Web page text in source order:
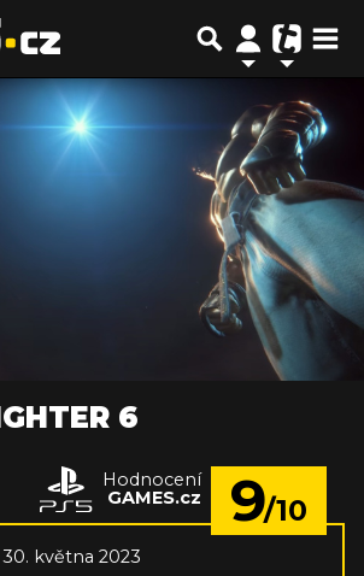
6
Hodnocení
GAMES.cz
9/10
30. května 2023